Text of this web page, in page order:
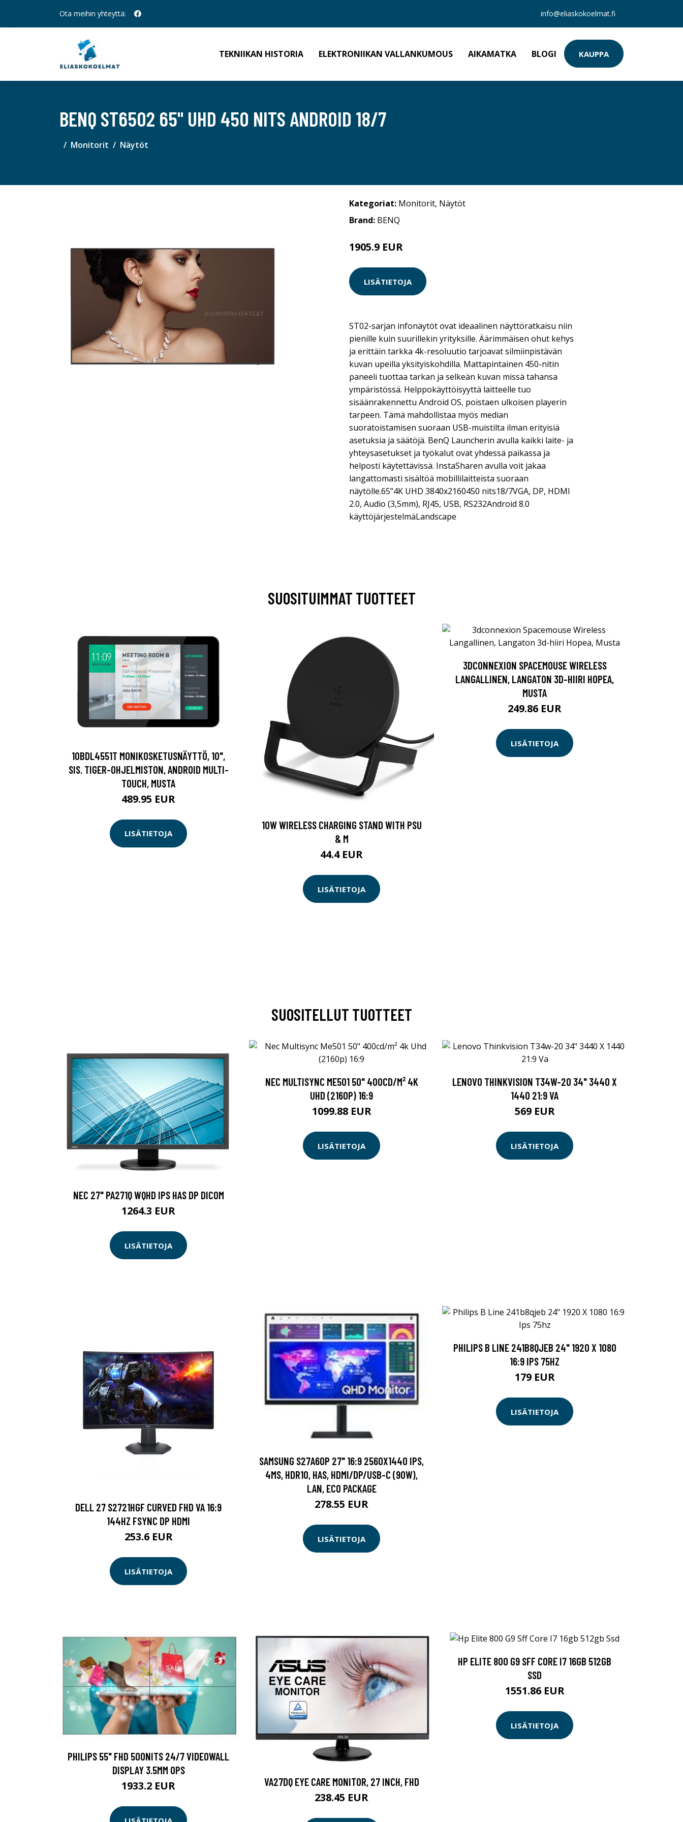
Ota meihin yhteyttä: info@eliaskokoelmat.fi
TEKNIIKAN HISTORIA ELEKTRONIIKAN VALLANKUMOUS AIKAMATKA BLOGI KAUPPA
BENQ ST6502 65" UHD 450 NITS ANDROID 18/7
Monitorit Näytöt
Kategoriat: Monitorit, Näytöt
Brand: BENQ
1905.9 EUR
LISÄTIETOJA
ST02-sarjan infonäytöt ovat ideaalinen näyttöratkaisu niin
pienille kuin suurillekin yrityksille. Äärimmäisen ohut kehys
ja erittäin tarkka 4k-resoluutio tarjoavat silmiinpistävän
kuvan upeilla yksityiskohdilla. Mattapintainen 450-nitin
paneeli tuottaa tarkan ja selkeän kuvan missä tahansa
ympäristössä. Helppokäyttöisyyttä laitteelle tuo
sisäänrakennettu Android OS, poistaen ulkoisen playerin
tarpeen. Tämä mahdollistaa myös median
suoratoistamisen suoraan USB-muistilta ilman erityisiä
asetuksia ja säätöjä. BenQ Launcherin avulla kaikki laite- ja
yhteysasetukset ja työkalut ovat yhdessä paikassa ja
helposti käytettävissä. InstaSharen avulla voit jakaa
langattomasti sisältöä mobillilaitteista suoraan
näytölle.65”4K UHD 3840x2160450 nits18/7VGA, DP, HDMI
2.0, Audio (3,5mm), RJ45, USB, RS232Android 8.0
käyttöjärjestelmäLandscape
SUOSITUIMMAT TUOTTEET
10BDL4551T MONIKOSKETUSNÄYTTÖ, 10",
SIS. TIGER-OHJELMISTON, ANDROID MULTI-
TOUCH, MUSTA
489.95 EUR
LISÄTIETOJA
10W WIRELESS CHARGING STAND WITH PSU
& M
44.4 EUR
LISÄTIETOJA
3DCONNEXION SPACEMOUSE WIRELESS
LANGALLINEN, LANGATON 3D-HIIRI HOPEA,
MUSTA
249.86 EUR
LISÄTIETOJA
SUOSITELLUT TUOTTEET
NEC 27" PA271Q WQHD IPS HAS DP DICOM
1264.3 EUR
LISÄTIETOJA
NEC MULTISYNC ME501 50" 400CD/M² 4K
UHD (2160P) 16:9
1099.88 EUR
LISÄTIETOJA
LENOVO THINKVISION T34W-20 34" 3440 X
1440 21:9 VA
569 EUR
LISÄTIETOJA
DELL 27 S2721HGF CURVED FHD VA 16:9
144HZ FSYNC DP HDMI
253.6 EUR
LISÄTIETOJA
SAMSUNG S27A60P 27" 16:9 2560X1440 IPS,
4MS, HDR10, HAS, HDMI/DP/USB-C (90W),
LAN, ECO PACKAGE
278.55 EUR
LISÄTIETOJA
PHILIPS B LINE 241B8QJEB 24" 1920 X 1080
16:9 IPS 75HZ
179 EUR
LISÄTIETOJA
PHILIPS 55" FHD 500NITS 24/7 VIDEOWALL
DISPLAY 3.5MM OPS
1933.2 EUR VA27DQ EYE CARE MONITOR, 27 INCH, FHD
238.45 EUR
HP ELITE 800 G9 SFF CORE I7 16GB 512GB
SSD
1551.86 EUR
LISÄTIETOJA